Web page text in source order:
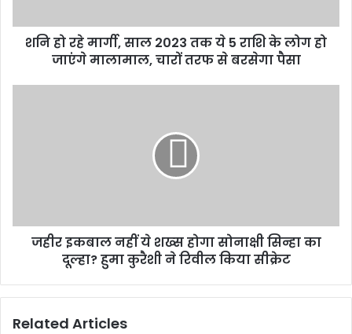
शनि हो रहे मार्गी, साल 2023 तक ये 5 राशि के लोग हो
जाएंगे मालामाल, चारों तरफ से बरसेगा पैसा
जहीर इकबाल नहीं ये शख्स होगा सोनाक्षी सिन्हा का
दूल्हा? हुमा कुरैशी ने रिवील किया सीक्रेट
Related Articles